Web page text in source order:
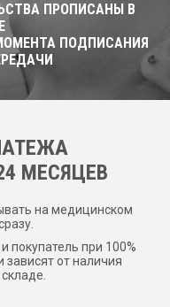
ПРОПИСАНЫ В
ПОДПИСАНИЯ
МЕСЯЦЕВ
на медицинском
покупатель при 100%
зависят от наличия